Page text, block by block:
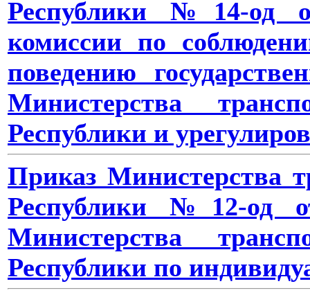
Республики №14-од
комиссии по
поведению
Министерства
Республики и
Приказ Министерства
Республики №12-од
Министерства
Республики по